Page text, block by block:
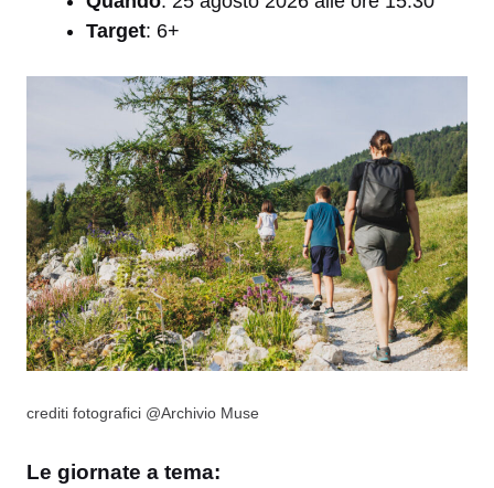
Target: 6+
crediti fotografici @Archivio Muse
Le giornate a tema: